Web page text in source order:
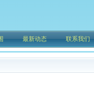
最新动态 联系我们